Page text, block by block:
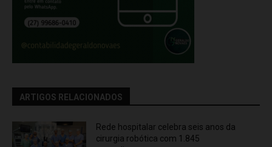
ARTIGOS RELACIONADOS
Rede hospitalar celebra seis anos da
cirurgia robótica com 1.845